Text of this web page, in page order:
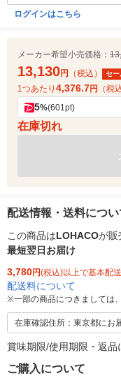
ログインはこちら
メーカー希望小売価格：
13,130円 （税込） セー
1つあたり 4,376.7円 （税
5%(601pt)
在庫切れ
配送情報・送料につい
この商品はLOHACOが販
最短翌日お届け
3,780円(税込)以上で基本配
配送料について
※一部の商品につきましては
在庫確認住所：東京都にお
賞味期限/使用期限・返品
ご購入について